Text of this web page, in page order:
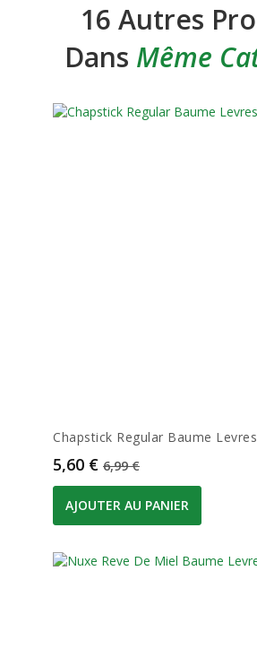
16 Autres
Dans Même
Chapstick Regular Baume Levres
Prix
5,60 € Prix de base
6,99 €
AJOUTER AU PANIER